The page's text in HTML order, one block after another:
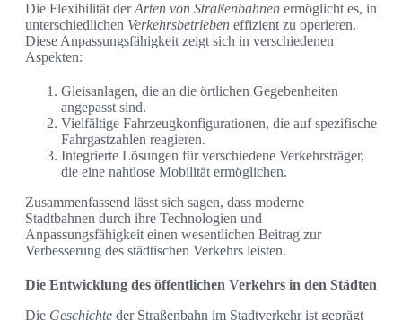
Die Flexibilität derArten von Straßenbahnen ermöglicht es, in
unterschiedlichen Verkehrsbetrieben effizient zu operieren.
Diese Anpassungsfähigkeit zeigt sich in verschiedenen
Aspekten:
Gleisanlagen, die an die örtlichen Gegebenheiten
angepasst sind.
Vielfältige Fahrzeugkonfigurationen, die auf spezifische
Fahrgastzahlen reagieren.
Integrierte Lösungen für verschiedene Verkehrsträger,
die eine nahtlose Mobilität ermöglichen.
Zusammenfassend lässt sich sagen, dass moderne
Stadtbahnen durch ihre Technologien und
Anpassungsfähigkeit einen wesentlichen Beitrag zur
Verbesserung des städtischen Verkehrs leisten.
Die Entwicklung des öffentlichen Verkehrs in den Städten
Die Geschichte der Straßenbahn im Stadtverkehr ist geprägt